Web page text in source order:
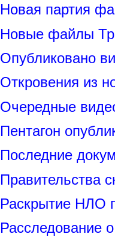
Новая партия
Новые файлы
Опубликовано
Откровения из
Очередные
Пентагон
Последние
Правительства
Раскрытие НЛО
Расследование